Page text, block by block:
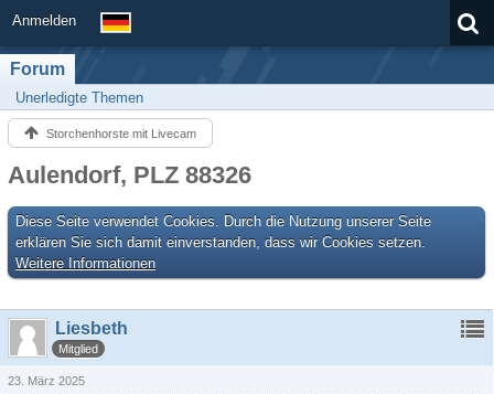
Anmelden
Forum
Unerledigte Themen
Storchenhorste mit Livecam
Aulendorf, PLZ 88326
Diese Seite verwendet Cookies. Durch die Nutzung unserer Seite
erklären Sie sich damit einverstanden, dass wir Cookies setzen.
Weitere Informationen
Liesbeth
Mitglied
23. März 2025